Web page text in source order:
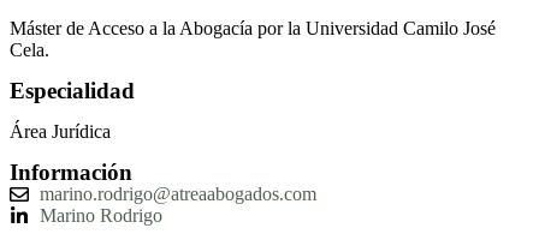
Máster de Acceso a la Abogacía por la Universidad Camilo José
Cela.
Especialidad
Área Jurídica
Información
marino.rodrigo@atreaabogados.com
Marino Rodrigo